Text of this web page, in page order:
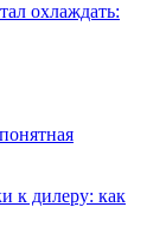
охлаждать:
к дилеру: как